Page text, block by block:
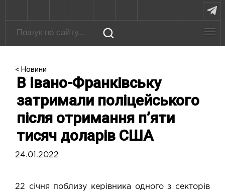
< Новини
В Івано-Франківську
затримали поліцейського
після отримання п’яти
тисяч доларів США
24.01.2022
22 січня поблизу керівника одного з секторів